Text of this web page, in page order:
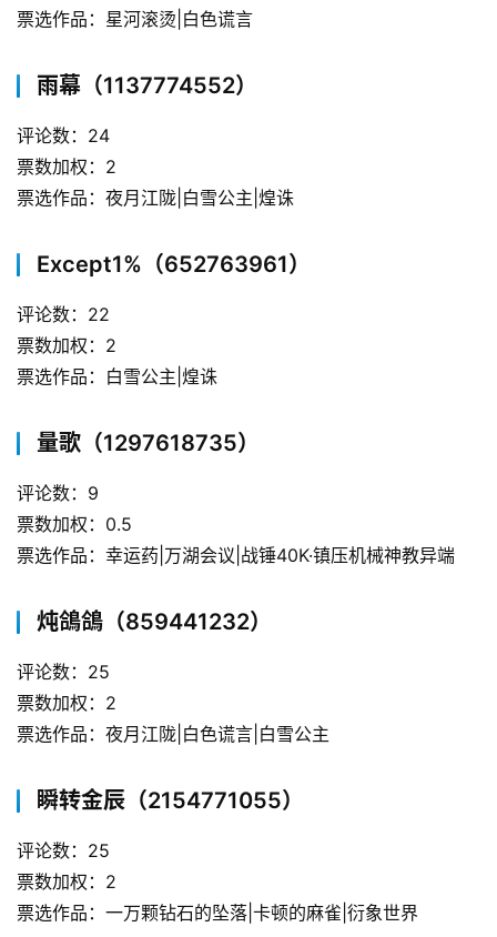
票选作品：星河滚烫|白色谎言
雨幕（1137774552）
评论数：24
票数加权：2
票选作品：夜月江陇|白雪公主|煌诛
Except1%（652763961）
评论数：22
票数加权：2
票选作品：白雪公主|煌诛
量歌（1297618735）
评论数：9
票数加权：0.5
票选作品：幸运药|万湖会议|战锤40K·镇压机械神教异端
炖鴿鴿（859441232）
评论数：25
票数加权：2
票选作品：夜月江陇|白色谎言|白雪公主
瞬转金辰（2154771055）
评论数：25
票数加权：2
票选作品：一万颗钻石的坠落|卡顿的麻雀|衍象世界